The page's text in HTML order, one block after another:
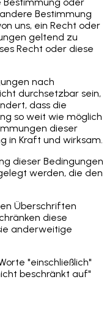
oder
Bestimmung
uns, ein Recht oder
geltend zu
Recht oder diese
nach
durchsetzbar sein,
dass die
so weit wie möglich
dieser
in Kraft und wirksam.
dieser Bedingungen
werden, die den
Überschriften
diese
anderweitige
"einschließlich"
beschränkt auf"